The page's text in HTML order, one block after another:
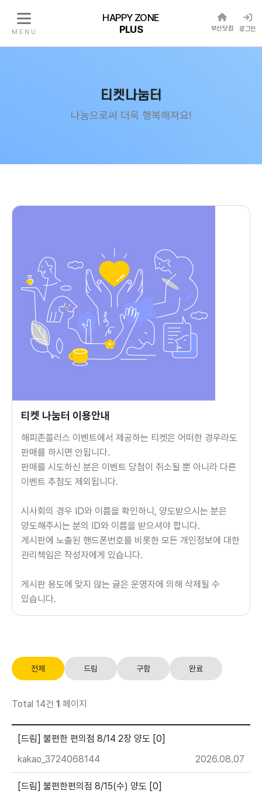
HAPPY ZONE
PLUS
M E N U 부산닷컴 로그인
티켓나눔터
나눔으로써 더욱 행복해져요!
티켓 나눔터 이용안내
해피존플러스 이벤트에서 제공하는 티켓은 어떠한 경우라도
판매를 하시면 안됩니다.
판매를 시도하신 분은 이벤트 당첨이 취소될 뿐 아니라 다른
이벤트 추첨도 제외됩니다.
시사회의 경우 ID와 이름을 확인하니, 양도받으시는 분은
양도해주시는 분의 ID와 이름을 받으셔야 합니다.
게시판에 노출된 핸드폰번호를 비롯한 모든 개인정보에 대한
관리책임은 작성자에게 있습니다.
게시판 용도에 맞지 않는 글은 운영자에 의해 삭제될 수
있습니다.
전체 드림 구함 완료
Total 14건 1 페이지
[드림] 불편한 편의점 8/14 2장 양도 [0]
kakao_3724068144
2026.08.07
[드림] 불편한편의점 8/15(수) 양도 [0]